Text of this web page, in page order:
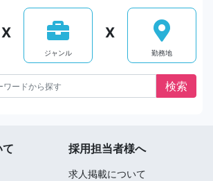
X
ジャンル
X
勤務地
採用担当者様へ
求人掲載について